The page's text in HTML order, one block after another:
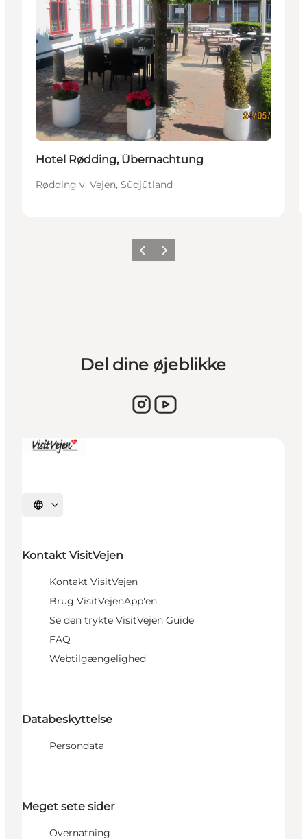
Hotel Rødding, Übernachtung
Rødding v. Vejen, Südjütland
Vorherige Folie
Nächste Folie
Del dine øjeblikke
Sprache auswählen
Kontakt VisitVejen
Kontakt VisitVejen
Brug VisitVejenApp'en
Se den trykte VisitVejen Guide
FAQ
Webtilgængelighed
Databeskyttelse
Persondata
Meget sete sider
Overnatning